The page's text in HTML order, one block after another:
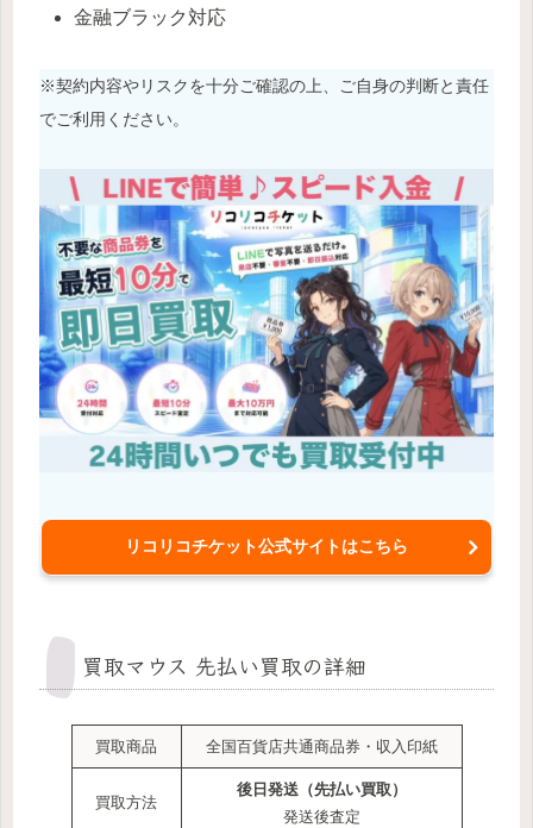
金融ブラック対応
※契約内容やリスクを十分ご確認の上、ご自身の判断と責任
でご利用ください。
リコリコチケット公式サイトはこちら
買取マウス 先払い買取の詳細
買取商品 全国百貨店共通商品券・収入印紙
買取方法
後日発送（先払い買取）
発送後査定